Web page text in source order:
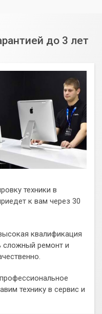
до 3 лет
техники в
к вам через 30
квалификация
сложный ремонт и
технику в сервис и